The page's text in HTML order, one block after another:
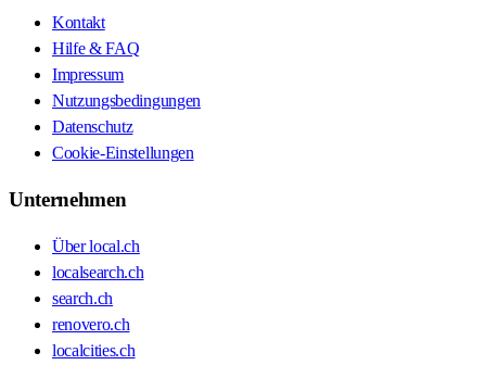
Kontakt
Hilfe & FAQ
Impressum
Nutzungsbedingungen
Datenschutz
Cookie-Einstellungen
Unternehmen
Über local.ch
localsearch.ch
search.ch
renovero.ch
localcities.ch